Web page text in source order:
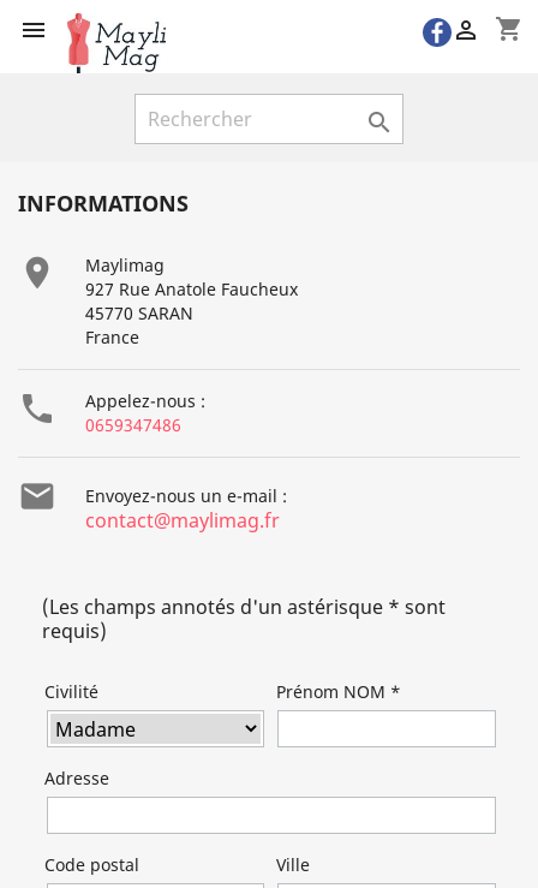
 shopping_cart


INFORMATIONS

Maylimag
927 Rue Anatole Faucheux
45770 SARAN
France

Appelez-nous :
0659347486
 Envoyez-nous un e-mail :
contact@maylimag.fr
(Les champs annotés d'un astérisque * sont
requis)
Civilité Prénom NOM *
Adresse
Code postal Ville